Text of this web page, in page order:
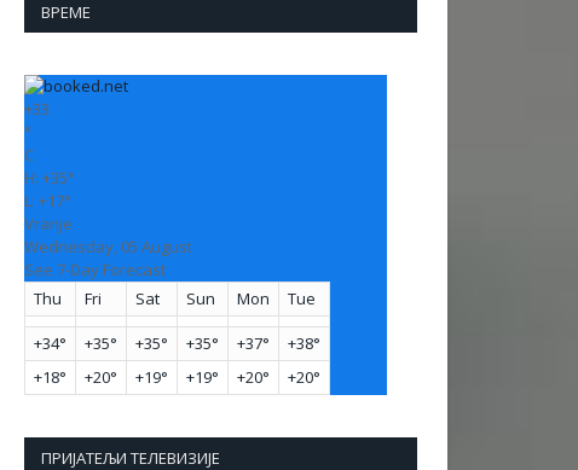
ВРЕМЕ
+33
°
C
H: +35°
L: +17°
Vranje
Wednesday, 05 August
See 7-Day Forecast
Thu
Fri Sat Sun Mon Tue
+34° +35° +35° +35° +37° +38°
+18° +20° +19° +19° +20° +20°
ПРИЈАТЕЉИ ТЕЛЕВИЗИЈЕ